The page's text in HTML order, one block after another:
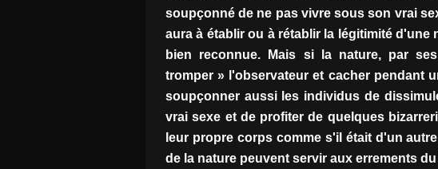
soupçonné de ne pas vivre sous son vrai
aura à établir ou à rétablir la légitimité
bien reconnue. Mais si la nature, par
tromper » l'observateur et cacher pendant
soupçonner aussi les individus de
vrai sexe et de profiter de quelques
leur propre corps comme s'il était d'un
de la nature peuvent servir aux errements